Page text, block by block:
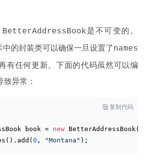
BetterAddressBook是不可变的。
中的封装类可以确保一旦设置了names
有任何更新。下面的代码虽然可以编
异常：
 复制代码
book = new
.add( 0 , "Montana" );